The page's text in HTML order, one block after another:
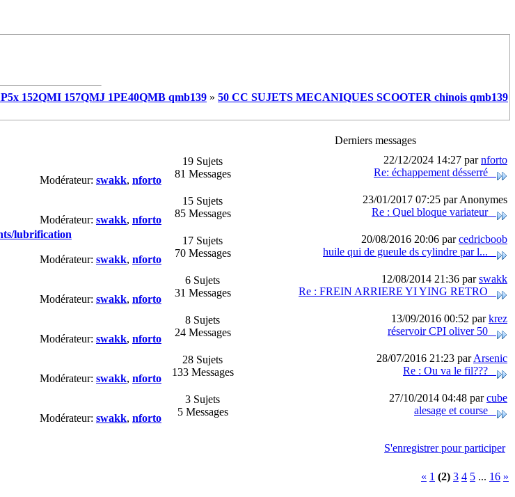
152QMI 157QMJ 1PE40QMB qmb139 » 50 CC SUJETS MECANIQUES SCOOTER chinois qmb139
Derniers messages
Modérateur: swakk, nforto
19 Sujets
81 Messages
22/12/2024 14:27 parnforto
Re: échappement désserré
Modérateur: swakk, nforto
15 Sujets
85 Messages
23/01/2017 07:25 par Anonymes
Re : Quel bloque variateur
lubrification
Modérateur: swakk, nforto
17 Sujets
70 Messages
20/08/2016 20:06 parcedricboob
huile qui de gueule ds cylindre par l...
Modérateur: swakk, nforto
6 Sujets
31 Messages
12/08/2014 21:36 parswakk
Re : FREIN ARRIERE YI YING RETRO
Modérateur: swakk, nforto
8 Sujets
24 Messages
13/09/2016 00:52 parkrez
réservoir CPI oliver 50
Modérateur: swakk, nforto
28 Sujets
133 Messages
28/07/2016 21:23 parArsenic
Re : Ou va le fil???
Modérateur: swakk, nforto
3 Sujets
5 Messages
27/10/2014 04:48 parcube
alesage et course
S'enregistrer pour participer
« 1 (2) 3 4 5 ... 16 »